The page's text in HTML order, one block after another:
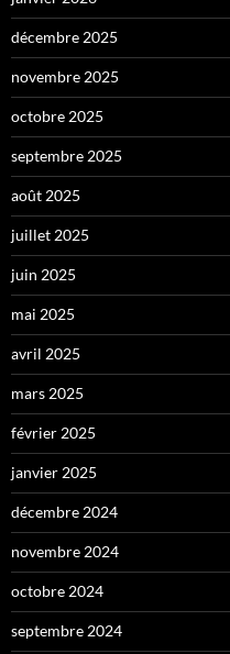
décembre 2025
novembre 2025
octobre 2025
septembre 2025
août 2025
juillet 2025
juin 2025
mai 2025
avril 2025
mars 2025
février 2025
janvier 2025
décembre 2024
novembre 2024
octobre 2024
septembre 2024